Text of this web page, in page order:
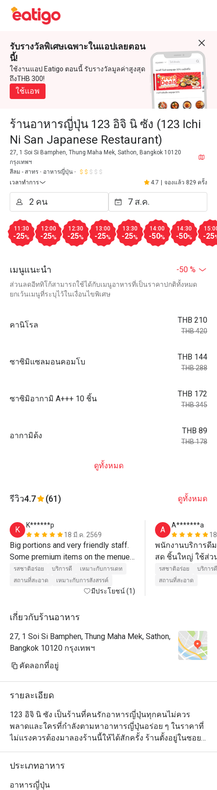
รับรางวัลพิเศษเฉพาะในแอปเลยตอน
นี้!
ใช้งานแอป Eatigo ตอนนี้ รับรางวัลมูลค่าสูงสุด
ถึงTHB 300!
ใช้แอพ
ร้านอาหารญี่ปุ่น 123 อิจิ นิ ซัง (123 Ichi
Ni San Japanese Restaurant)
27, 1 Soi Si Bamphen, Thung Maha Mek, Sathon, Bangkok 10120
กรุงเทพฯ
สีลม - สาทร
อาหารญี่ปุ่น
เวลาทำการ
4.7 จองแล้ว 829 ครั้ง
11:30
-25%
12:00
-25%
12:30
-25%
13:00
-25%
13:30
-25%
14:00
-50%
14:30
-50% -25
เมนูแนะนำ -50 %
ส่วนลดอีททิโก้สามารถใช้ได้กับเมนูอาหารที่เป็นราคาปกติทั้งหมด
ยกเว้นเมนูที่ระบุไว้ในเงื่อนไขพิเศษ
คานิโรล
THB 210
THB 420
ซาซิมิแซลมอนคอมโบ
THB 144
THB 288
ซาซิมิอากามิ A+++ 10 ชิ้น
THB 172
THB 345
อากามิด้ง
THB 89
THB 178
ดูทั้งหมด
รีวิว4.7 (61) ดูทั้งหมด
K
K******p
18 มี.ค. 2569
Big portions and very friendly staff.
Some premium items on the menue
are not included in Eatigo but still a
very big menue. Parking is available
for charge at the hotel next door.
รสชาติอร่อย บริการดี
เหมาะกับการเดท
สถานที่สะอาด
เหมาะกับการสังสรรค์
มีประโยชน์ (1)
A
A*******a
พนักงานบริการดี
สด ชิ้นใหญ่ ใช้ส่ว
แทบทุกเมนู ซึ่งที่
จอดรถได้ที่ ibis
รสชาติอร่อย
บริการดี
สถานที่สะอาด
เกี่ยวกับร้านอาหาร
27, 1 Soi Si Bamphen, Thung Maha Mek, Sathon,
Bangkok 10120 กรุงเทพฯ
คัดลอกที่อยู่
รายละเอียด
123 อิจิ นิ ซัง เป็นร้านที่คนรักอาหารญี่ปุ่นทุกคนไม่ควร
พลาดและใครที่กำลังตามหาอาหารญี่ปุ่นอร่อย ๆ ในราคาที่
ไม่แรงควรต้องมาลองร้านนี้ให้ได้สักครั้ง ร้านตั้งอยู่ในซอย
สาทร 1 ใกล้กับโรงแรมไอบิส และมีเมนูให้เลือกหลากหลาย
ครบครันสมคำร่ำลือที่ว่ามีมากกว่า ""ซูชิที่เป็นซิกเนเจอร์""
หน้าตาสวยงาม ไปจนถึงราเมงเสิร์ฟร้อนชามโตและสเต็ก
ประเภทอาหาร
อาหารญี่ปุ่น